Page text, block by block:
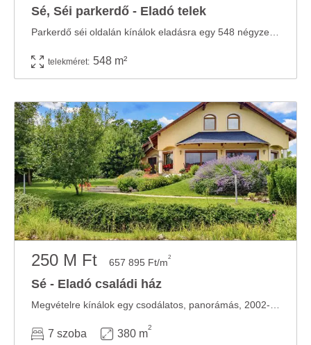
Sé, Séi parkerdő - Eladó telek
telekméret: 548 m²
250 M Ft 657 895 Ft/m2
Sé - Eladó családi ház
7 szoba 380 m
2